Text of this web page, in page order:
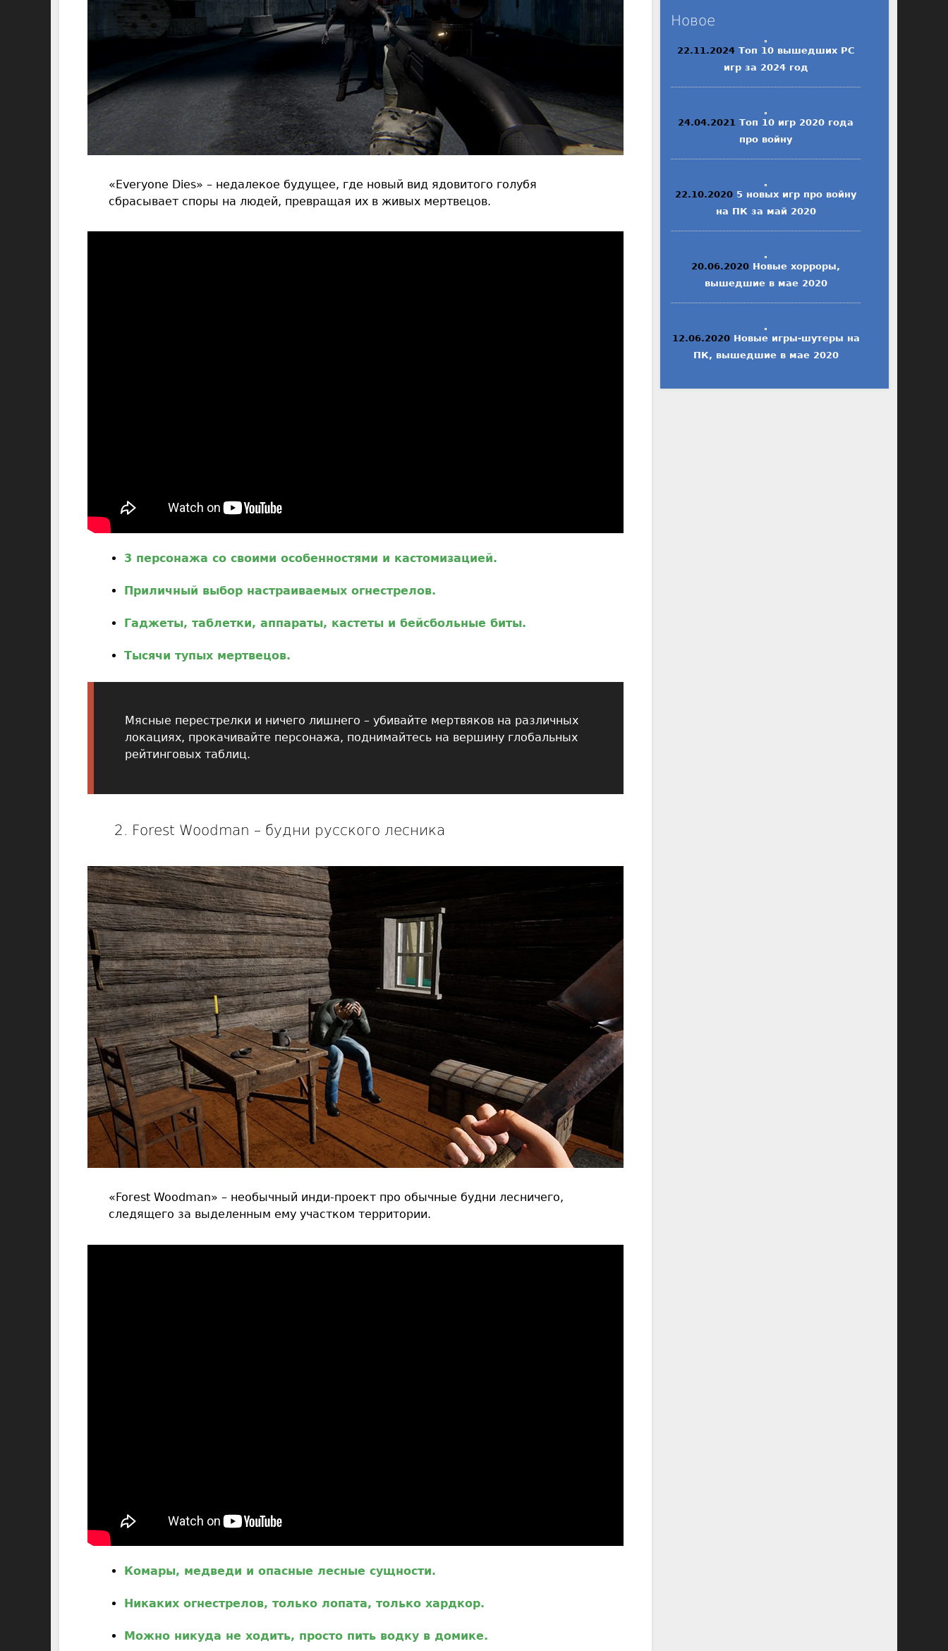
«Everyone Dies» – недалекое будущее, где новый вид ядовитого голубя
сбрасывает споры на людей, превращая их в живых мертвецов.
3 персонажа со своими особенностями и кастомизацией.
Приличный выбор настраиваемых огнестрелов.
Гаджеты, таблетки, аппараты, кастеты и бейсбольные биты.
Тысячи тупых мертвецов.
Мясные перестрелки и ничего лишнего – убивайте мертвяков на различных
локациях, прокачивайте персонажа, поднимайтесь на вершину глобальных
рейтинговых таблиц.
2. Forest Woodman – будни русского лесника
«Forest Woodman» – необычный инди-проект про обычные будни лесничего,
следящего за выделенным ему участком территории.
Комары, медведи и опасные лесные сущности.
Никаких огнестрелов, только лопата, только хардкор.
Можно никуда не ходить, просто пить водку в домике.
Новое
22.11.2024 Топ 10 вышедших PC
игр за 2024 год
24.04.2021 Топ 10 игр 2020 года
про войну
22.10.2020 5 новых игр про войну
на ПК за май 2020
20.06.2020 Новые хорроры,
вышедшие в мае 2020
12.06.2020 Новые игры-шутеры на
ПК, вышедшие в мае 2020